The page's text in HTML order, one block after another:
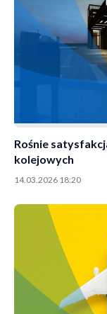
Rośnie
kolejowych
14.03.2026 18:20